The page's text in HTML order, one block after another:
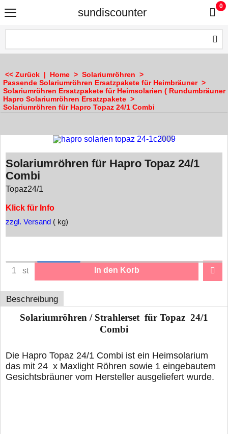
sundiscounter
0
<< Zurück | Home > Solariumröhren >
Passende Solariumröhren Ersatzpakete für Heimbräuner>
Solariumröhren Ersatzpakete für Heimsolarien ( Rundumbräuner
Hapro Solariumröhren Ersatzpakete >
Solariumröhren für Hapro Topaz 24/1 Combi
Solariumröhren für Hapro Topaz 24/1
Combi
Topaz24/1
Klick für Info
zzgl. Versand kg
st In den Korb
Beschreibung
Solariumröhren / Strahlerset für Topaz 24/1
Combi
Die Hapro Topaz 24/1 Combi ist ein Heimsolarium
das mit 24 x Maxlight Röhren sowie 1 eingebautem
Gesichtsbräuner vom Hersteller ausgeliefert wurde.